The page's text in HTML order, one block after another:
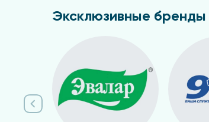
Эксклюзивные бренды